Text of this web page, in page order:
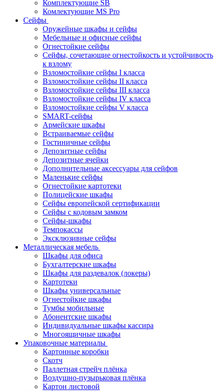
Комплектующие SB
Комлектующие MS Pro
Сейфы
Оружейные шкафы и сейфы
Мебельные и офисные сейфы
Огнестойкие сейфы
Сейфы, сочетающие огнестойкость и устойчивость
к взлому
Взломостойкие сейфы I класса
Взломостойкие сейфы II класса
Взломостойкие сейфы III класса
Взломостойкие сейфы IV класса
Взломостойкие сейфы V класса
SMART-сейфы
Армейские шкафы
Встраиваемые сейфы
Гостиничные сейфы
Депозитные сейфы
Депозитные ячейки
Дополнительные аксессуары для сейфов
Маленькие сейфы
Огнестойкие картотеки
Полицейские шкафы
Сейфы европейской сертификации
Сейфы с кодовым замком
Сейфы-шкафы
Темпокассы
Эксклюзивные сейфы
Металлическая мебель
Шкафы для офиса
Бухгалтерские шкафы
Шкафы для раздевалок (локеры)
Картотеки
Шкафы универсальные
Огнестойкие шкафы
Тумбы мобильные
Абонентские шкафы
Индивидуальные шкафы кассира
Многоящичные шкафы
Упаковочные материалы
Картонные коробки
Скотч
Паллетная стрейч плёнка
Воздушно-пузырьковая плёнка
Картон листовой